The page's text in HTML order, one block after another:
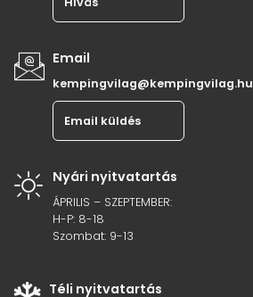
Email
kempingvilag@kempingvilag.hu
Email küldés
Nyári nyitvatartás
ÁPRILIS – SZEPTEMBER:
H-P: 8-18
Szombat: 9-13
Téli nyitvatartás